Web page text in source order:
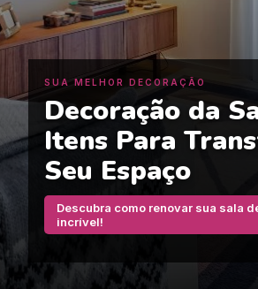
SUA MELHOR DECORAÇÃO
Decoração da
Itens Para
Seu Espaço
Descubra como renovar sua sala
incrível!